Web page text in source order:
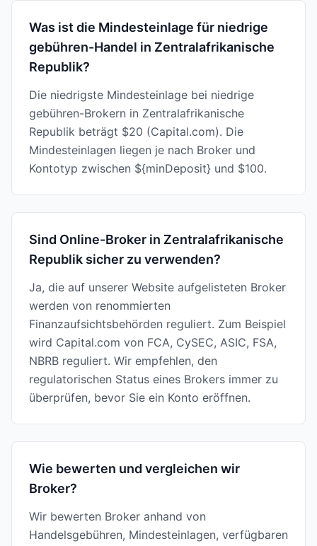
Was ist die Mindesteinlage für niedrige
gebühren-Handel in Zentralafrikanische
Republik?
Die niedrigste Mindesteinlage bei niedrige
gebühren-Brokern in Zentralafrikanische
Republik beträgt $20 (Capital.com). Die
Mindesteinlagen liegen je nach Broker und
Kontotyp zwischen ${minDeposit} und $100.
Sind Online-Broker in Zentralafrikanische
Republik sicher zu verwenden?
Ja, die auf unserer Website aufgelisteten Broker
werden von renommierten
Finanzaufsichtsbehörden reguliert. Zum Beispiel
wird Capital.com von FCA, CySEC, ASIC, FSA,
NBRB reguliert. Wir empfehlen, den
regulatorischen Status eines Brokers immer zu
überprüfen, bevor Sie ein Konto eröffnen.
Wie bewerten und vergleichen wir
Broker?
Wir bewerten Broker anhand von
Handelsgebühren, Mindesteinlagen, verfügbaren